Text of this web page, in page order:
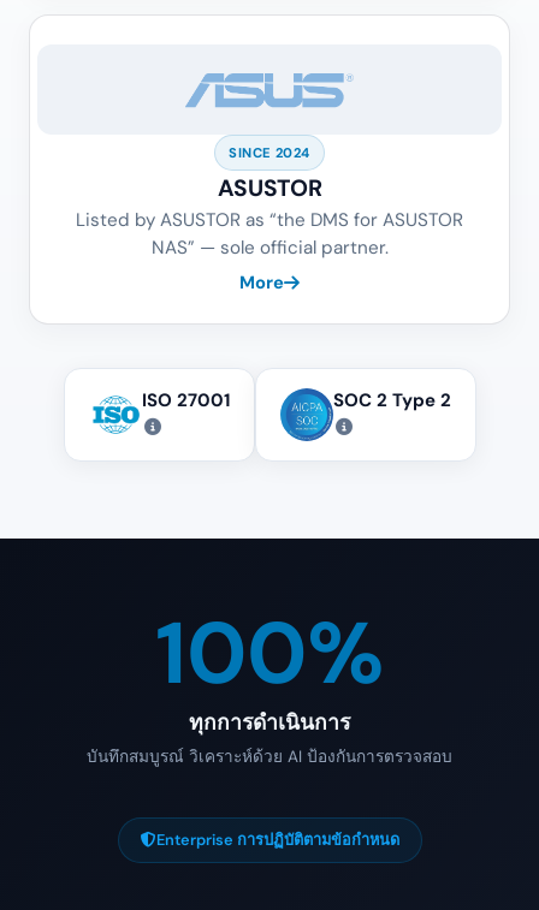
SINCE 2024
ASUSTOR
Listed by ASUSTOR as “the DMS for ASUSTOR
NAS” — sole official partner.
More
ISO 27001 SOC 2 Type 2
100%
ทุกการดำเนินการ
บันทึกสมบูรณ์ วิเคราะห์ด้วย AI ป้องกันการตรวจสอบ
Enterprise การปฏิบัติตามข้อกำหนด